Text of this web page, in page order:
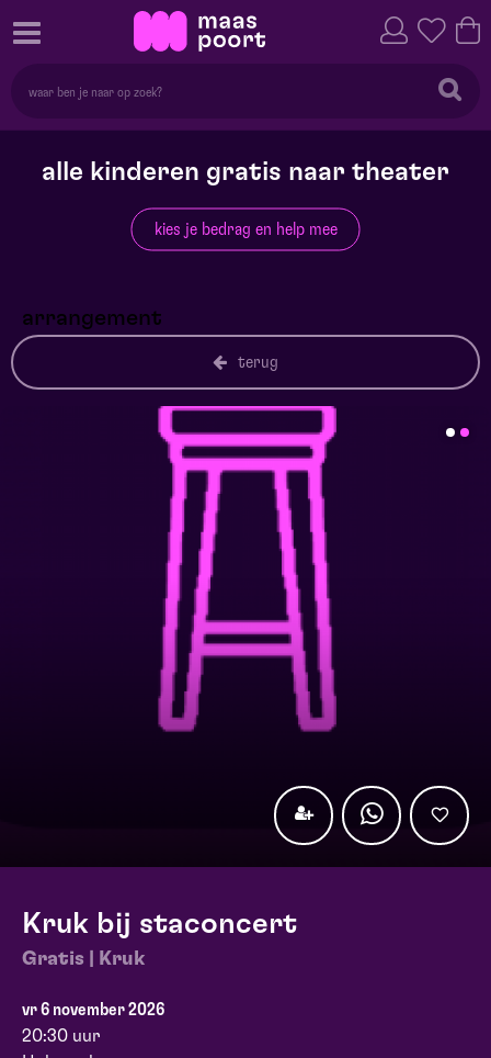
alle kinderen gratis naar theater
kies je bedrag en help mee
arrangement
terug
Kruk bij staconcert
Gratis | Kruk
vr 6 november 2026
20:30 uur